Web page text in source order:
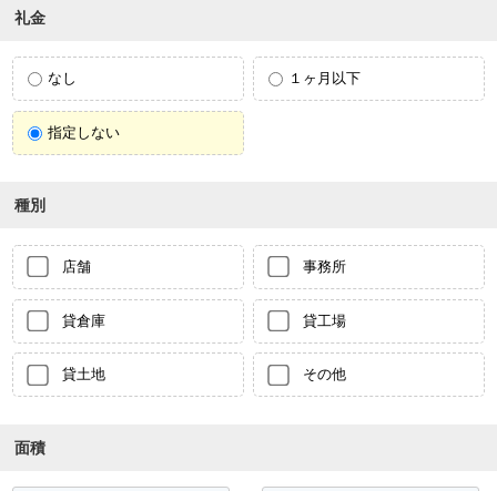
礼金
なし １ヶ月以下
指定しない
種別
店舗 事務所
貸倉庫 貸工場
貸土地 その他
面積